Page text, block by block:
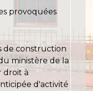
provoquées
de construction
ministère de la
droit à
d'activité